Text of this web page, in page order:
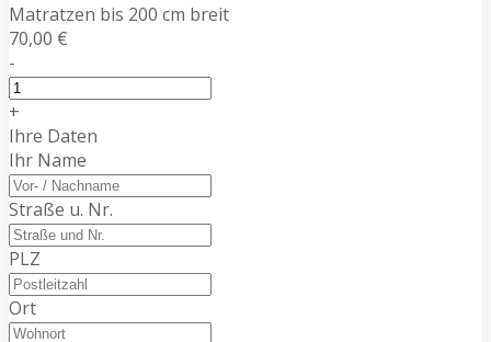
Matratzen bis 200 cm breit
70,00 €
-
+
Ihre Daten
Ihr Name
Straße u. Nr.
PLZ
Ort